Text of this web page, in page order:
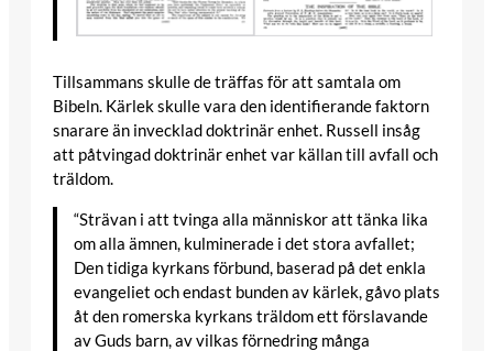
Tillsammans skulle de träffas för att samtala om
Bibeln. Kärlek skulle vara den identifierande faktorn
snarare än invecklad doktrinär enhet. Russell insåg
att påtvingad doktrinär enhet var källan till avfall och
träldom.
“Strävan i att tvinga alla människor att tänka lika
om alla ämnen, kulminerade i det stora avfallet;
Den tidiga kyrkans förbund, baserad på det enkla
evangeliet och endast bunden av kärlek, gåvo plats
åt den romerska kyrkans träldom ett förslavande
av Guds barn, av vilkas förnedring många